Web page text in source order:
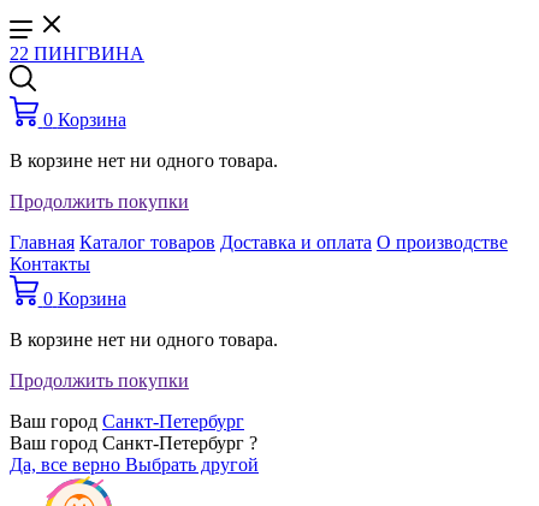
22 ПИНГВИНА
0 Корзина
В корзине нет ни одного товара.
Продолжить покупки
Главная Каталог товаров Доставка и оплата О производстве
Контакты
0 Корзина
В корзине нет ни одного товара.
Продолжить покупки
Ваш город Санкт-Петербург
Ваш город Санкт-Петербург ?
Да, все верно Выбрать другой